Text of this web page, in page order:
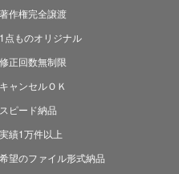
著作権完全譲渡
1点ものオリジナル
修正回数無制限
キャンセルＯＫ
スピード納品
実績1万件以上
希望のファイル形式納品